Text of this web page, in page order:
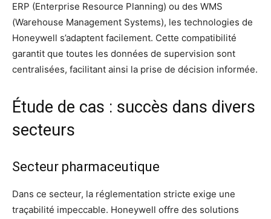
ERP (Enterprise Resource Planning) ou des WMS
(Warehouse Management Systems), les technologies de
Honeywell s’adaptent facilement. Cette compatibilité
garantit que toutes les données de supervision sont
centralisées, facilitant ainsi la prise de décision informée.
Étude de cas : succès dans divers
secteurs
Secteur pharmaceutique
Dans ce secteur, la réglementation stricte exige une
traçabilité impeccable. Honeywell offre des solutions